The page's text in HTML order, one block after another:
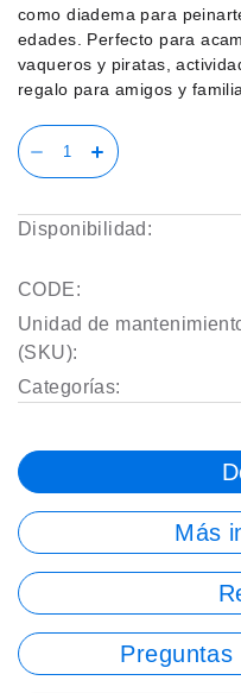
como diadema para
edades. Perfecto para
vaqueros y piratas,
regalo para amigos y
Disponibilidad:
CODE:
Unidad de
(SKU):
Categorías:
Más